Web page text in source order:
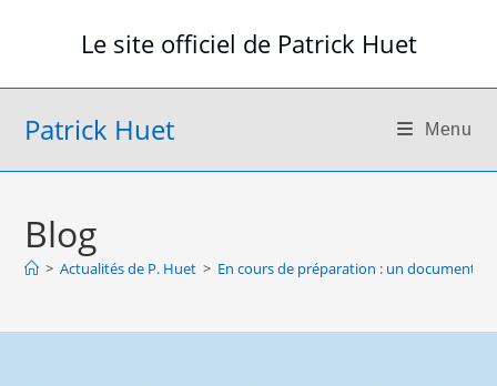
Le site officiel de Patrick Huet
Patrick Huet Menu
Blog
> Actualités de P. Huet > En cours de préparation : un